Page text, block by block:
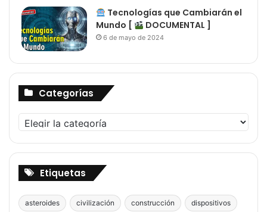
Tecnologías que Cambiarán el
Mundo [
DOCUMENTAL ]
6 de mayo de 2024
Categorías
Categorías
Etiquetas
asteroides civilización construcción dispositivos